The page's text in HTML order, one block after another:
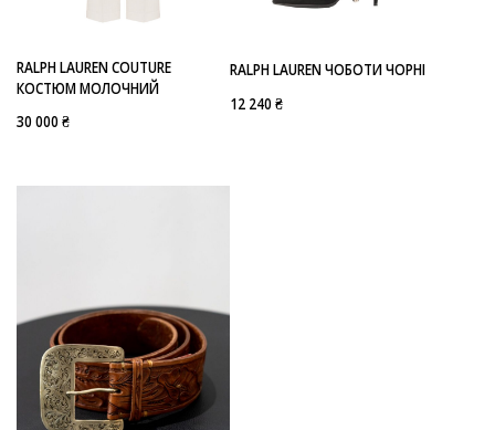
RALPH LAUREN COUTURE
КОСТЮМ МОЛОЧНИЙ
30 000 ₴
RALPH LAUREN ЧОБОТИ ЧОРНІ
12 240 ₴